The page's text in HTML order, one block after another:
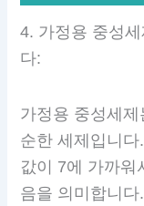
4. 가정용 중성
다:
가정용 중성세
순한 세제입니다
값이 7에 가까워
음을 의미합니